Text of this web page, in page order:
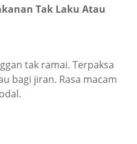
Tak Laku Atau
tak ramai. Terpaksa
bagi jiran. Rasa macam